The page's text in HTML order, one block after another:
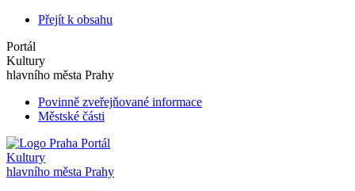
Přejít k obsahu
Portál
Kultury
hlavního města Prahy
Povinně zveřejňované informace
Městské části
Portál
Kultury
hlavního města Prahy